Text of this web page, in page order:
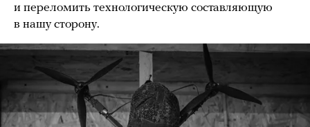
и переломить технологическую составляющую
в нашу сторону.